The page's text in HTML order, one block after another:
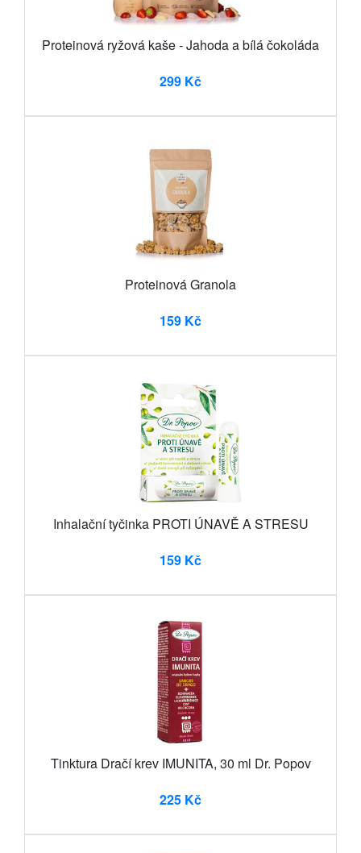
Proteinová ryžová kaše - Jahoda a bílá čokoláda
299 Kč
Proteinová Granola
159 Kč
Inhalační tyčinka PROTI ÚNAVĚ A STRESU
159 Kč
Tinktura Dračí krev IMUNITA, 30 ml Dr. Popov
225 Kč